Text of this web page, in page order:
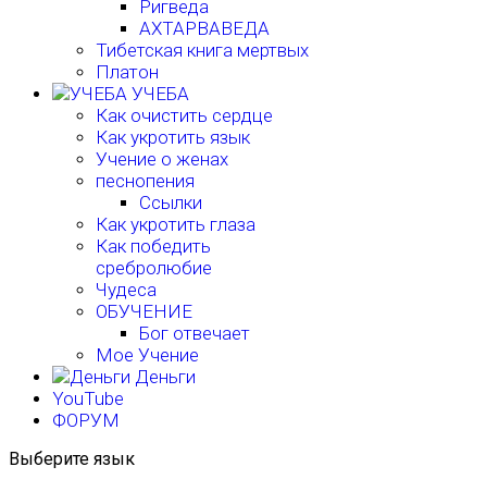
Ригведа
АХТАРВАВЕДА
Тибетская книга мертвых
Платон
УЧЕБА
Как очистить сердце
Как укротить язык
Учение о женах
песнопения
Ссылки
Как укротить глаза
Как победить
сребролюбие
Чудеса
ОБУЧЕНИЕ
Бог отвечает
Мое Учение
Деньги
YouTube
ФОРУМ
Выберите язык